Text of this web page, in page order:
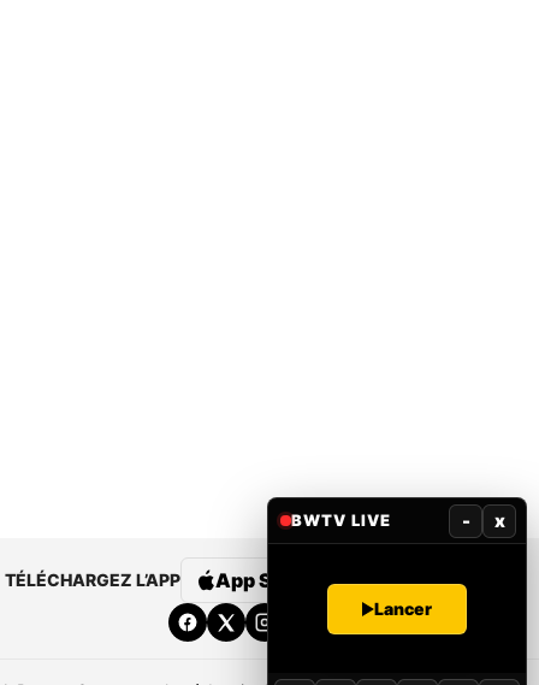
TÉLÉCHARGEZ L’APP App Store Google Play
BWTV LIVE - x
Lancer